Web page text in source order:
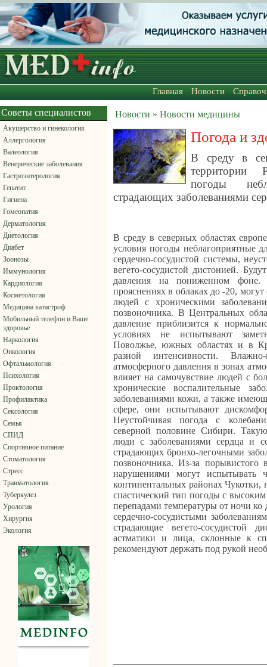
Главная Новости
Советы специалистов
Акушерство и гинекология
Аллергология
Валеология
Венерические заболевания
Гастроэнтерология
Гепатит
Гигиена
Гомеопатия
Дерматология
Диетология
Диабет
Зоонозы
Иммунология
Кардиология
Косметология
Медицина катастроф
Мобильный телефон и Ваше
здоровье
Наркология
Онкология
Офтальмология
Психология
Проктология
Профилактика
Сексология
Семья
СПИД
Спортивное питание
Стоматология
Стресс
Травматология
Туберкулез
Урология
Хирургия
Экология
Новости » Новости медицины
Погода и
В среду в
территории
погоды
страдающих заболеваниями
В среду в северных областях
условия погоды неблагоприятные
сердечно-сосудистой системы,
вегето-сосудистой дистонией.
давления на пониженном
прояснениях в облаках до -20,
людей с хроническими
позвоночника. В Центральных
давление приблизится к
условиях не испытывают
Поволжье, южных областях и в
разной интенсивности.
атмосферного давления в зонах
влияет на самочувствие людей с
хронические воспалительные
заболеваниями кожи, а также
сфере, они испытывают
Неустойчивая погода с
северной половине Сибири.
люди с заболеваниями сердца и
страдающих бронхо-легочными
позвоночника. Из-за порывистого
нарушениями могут испытывать
континентальных районах Чукотки,
спастический тип погоды с
перепадами температуры от ночи
сердечно-сосудистыми
страдающие вегето-сосудистой
астматики и лица, склонные к
рекомендуют держать под рукой